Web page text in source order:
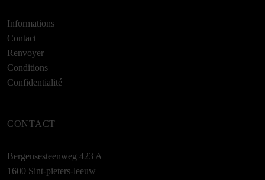
Informations
Contact
Renvoyer
Conditions
Confidentialité
CONTACT
Bergensesteenweg 423 A
1600 Sint-pieters-leeuw